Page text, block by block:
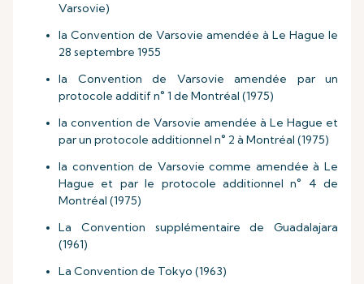
Varsovie)
la Convention de Varsovie amendée à Le Hague le
28 septembre 1955
la Convention de Varsovie amendée par un
protocole additif n° 1 de Montréal (1975)
la convention de Varsovie amendée à Le Hague et
par un protocole additionnel n° 2 à Montréal (1975)
la convention de Varsovie comme amendée à Le
Hague et par le protocole additionnel n° 4 de
Montréal (1975)
La Convention supplémentaire de Guadalajara
(1961)
La Convention de Tokyo (1963)